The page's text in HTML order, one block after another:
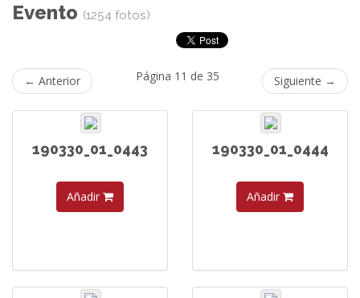
Evento (1254 fotos)
← Anterior Página 11 de 35 Siguiente →
190330_01_0443
Añadir
190330_01_0444
Añadir